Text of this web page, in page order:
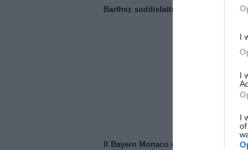
I
I
I
Barthez soddisfatto del Manchester
Il Bayern Monaco ridimensiona il